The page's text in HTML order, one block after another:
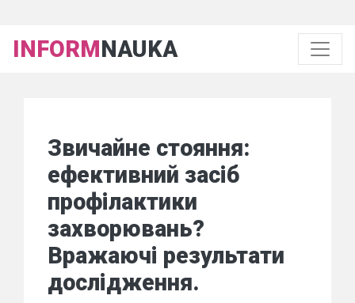
INFORMNAUKA
Звичайне стояння:
ефективний засіб
профілактики
захворювань?
Вражаючі результати
дослідження.